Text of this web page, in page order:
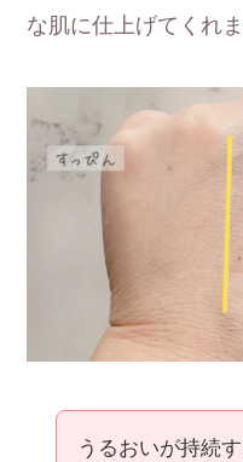
な肌に仕上げてくれま
うるおいが持続